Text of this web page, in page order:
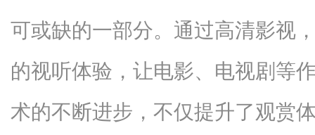
可或缺的一部分。通过高清影视
的视听体验，让电影、电视剧等
术的不断进步，不仅提升了观赏